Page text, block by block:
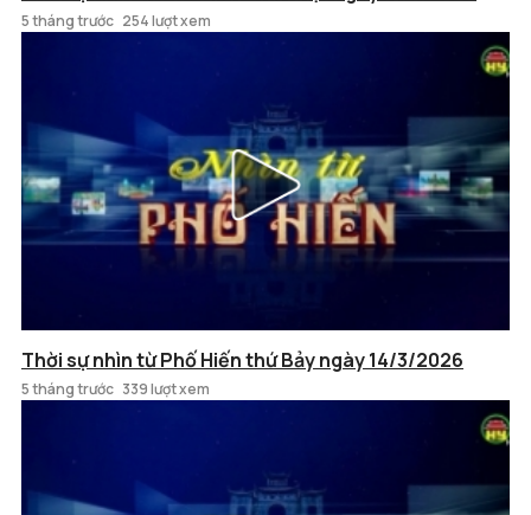
5 tháng trước 254 lượt xem
Thời sự nhìn từ Phố Hiến thứ Bảy ngày 14/3/2026
5 tháng trước 339 lượt xem